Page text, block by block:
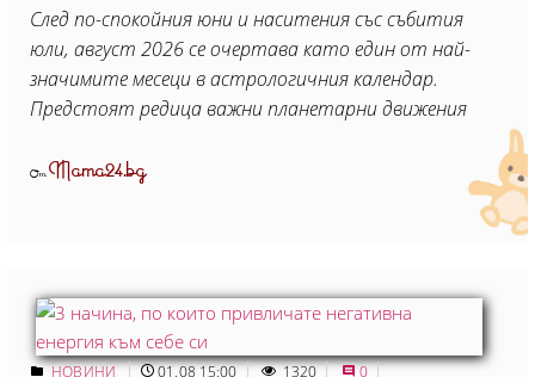
След по-спокойния юни и наситения със събития
юли, август 2026 се очертава като един от най-
значимите месеци в астрологичния календар.
Предстоят редица важни планетарни движения
ОтMama24.bg
НОВИНИ 01.08 15:00 1320 0